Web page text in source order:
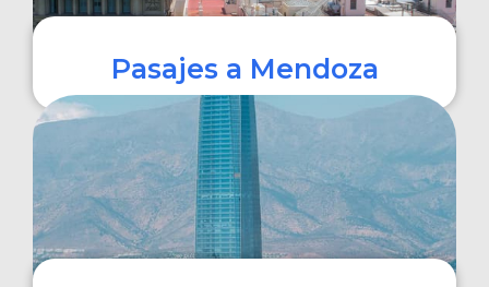
Pasajes a Mendoza
COMPRAR